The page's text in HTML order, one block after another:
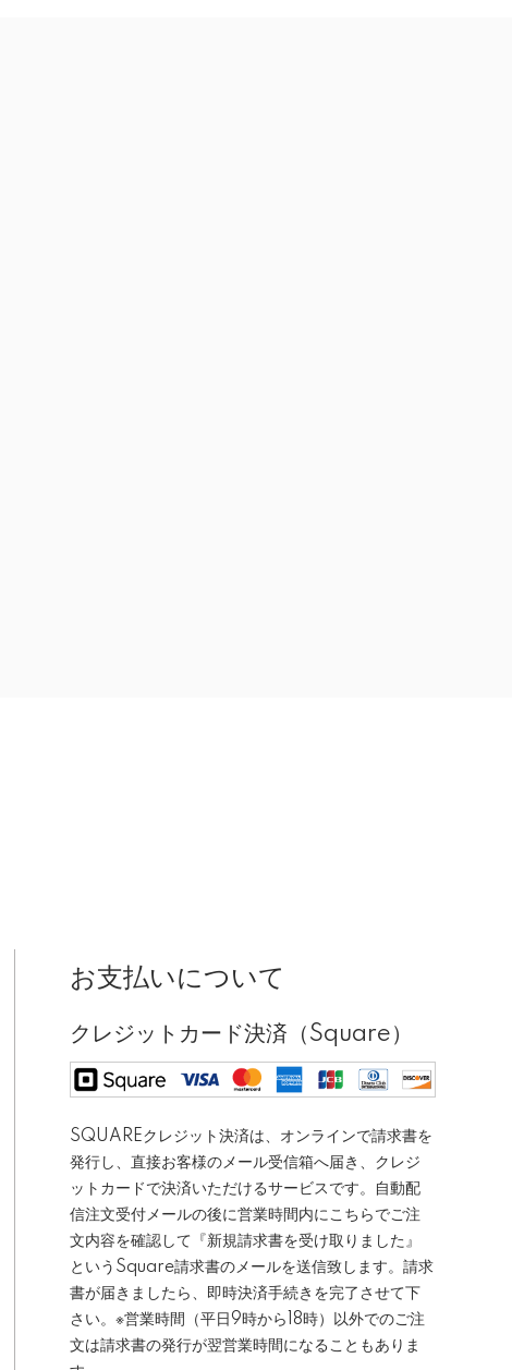
お支払いについて
クレジットカード決済（Square）
SQUAREクレジット決済は、オンラインで請求書を
発行し、直接お客様のメール受信箱へ届き、クレジ
ットカードで決済いただけるサービスです。自動配
信注文受付メールの後に営業時間内にこちらでご注
文内容を確認して『新規請求書を受け取りました』
というSquare請求書のメールを送信致します。請求
書が届きましたら、即時決済手続きを完了させて下
さい。※営業時間（平日9時から18時）以外でのご注
文は請求書の発行が翌営業時間になることもありま